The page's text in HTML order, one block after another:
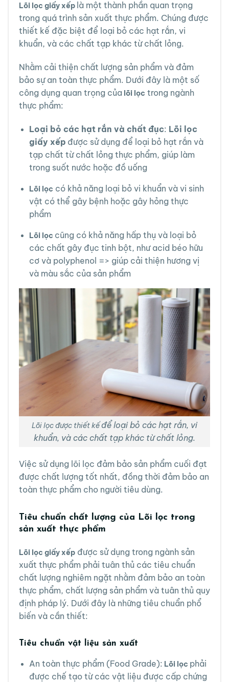
Lõi lọc giấy xếp là một thành phần quan trọng
trong quá trình sản xuất thực phẩm. Chúng được
thiết kế đặc biệt để loại bỏ các hạt rắn, vi
khuẩn, và các chất tạp khác từ chất lỏng.
Nhằm cải thiện chất lượng sản phẩm và đảm
bảo sự an toàn thực phẩm. Dưới đây là một số
công dụng quan trọng của lõi lọc trong ngành
thực phẩm:
Loại bỏ các hạt rắn và chất đục: Lõi lọc
giấy xếp được sử dụng để loại bỏ hạt rắn và
tạp chất từ chất lỏng thực phẩm, giúp làm
trong suốt nước hoặc đồ uống
Lõi lọc có khả năng loại bỏ vi khuẩn và vi sinh
vật có thể gây bệnh hoặc gây hỏng thực
phẩm
Lõi lọc cũng có khả năng hấp thụ và loại bỏ
các chất gây đục tinh bột, như acid béo hữu
cơ và polyphenol => giúp cải thiện hương vị
và màu sắc của sản phẩm
Lõi lọc được thiết kếđể loại bỏ các hạt rắn, vi
khuẩn, và các chất tạp khác từ chất lỏng.
Việc sử dụng lõi lọc đảm bảo sản phẩm cuối đạt
được chất lượng tốt nhất, đồng thời đảm bảo an
toàn thực phẩm cho người tiêu dùng.
Tiêu chuẩn chất lượng của Lõi lọc trong
sản xuất thực phẩm
Lõi lọc giấy xếp được sử dụng trong ngành sản
xuất thực phẩm phải tuân thủ các tiêu chuẩn
chất lượng nghiêm ngặt nhằm đảm bảo an toàn
thực phẩm, chất lượng sản phẩm và tuân thủ quy
định pháp lý. Dưới đây là những tiêu chuẩn phổ
biến và cần thiết:
Tiêu chuẩn vật liệu sản xuất
An toàn thực phẩm (Food Grade): Lõi lọc phải
được chế tạo từ các vật liệu được cấp chứng